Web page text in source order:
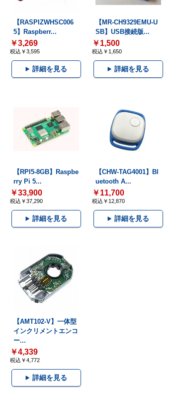
【RASPIZWHSC006
5】Raspberr...
￥3,269
税込￥3,595
詳細を見る
【MR-CH9329EMU-U
SB】USB接続版...
￥1,500
税込￥1,650
詳細を見る
【RPI5-8GB】Raspbe
rry Pi 5...
￥33,900
税込￥37,290
詳細を見る
【CHW-TAG4001】Bl
uetooth A...
￥11,700
税込￥12,870
詳細を見る
【AMT102-V】一体型
インクリメントエンコ
ー...
￥4,339
税込￥4,772
詳細を見る